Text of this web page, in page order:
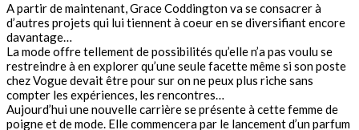
A partir de maintenant, Grace Coddington va se consacrer à
d’autres projets qui lui tiennent à coeur en se diversifiant encore
davantage…
La mode offre tellement de possibilités qu’elle n’a pas voulu se
restreindre à en explorer qu’une seule facette même si son poste
chez Vogue devait être pour sur on ne peux plus riche sans
compter les expériences, les rencontres…
Aujourd’hui une nouvelle carrière se présente à cette femme de
poigne et de mode. Elle commencera par le lancement d’un parfum